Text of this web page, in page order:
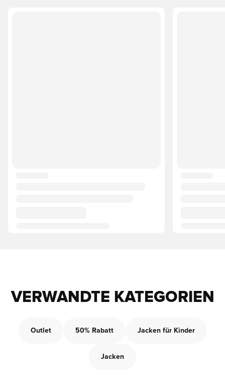
VERWANDTE KATEGORIEN
Outlet 50% Rabatt Jacken für Kinder
Jacken